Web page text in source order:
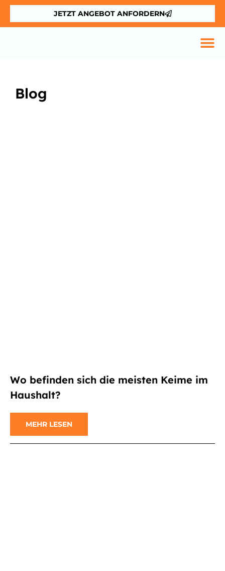
JETZT ANGEBOT ANFORDERN
Blog
Wo befinden sich die meisten Keime im
Haushalt?
MEHR LESEN